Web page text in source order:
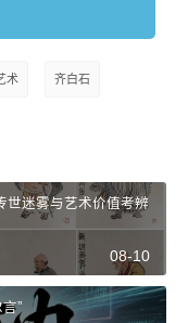
术 齐白石
世迷雾与艺术价值考辨
08-10
”